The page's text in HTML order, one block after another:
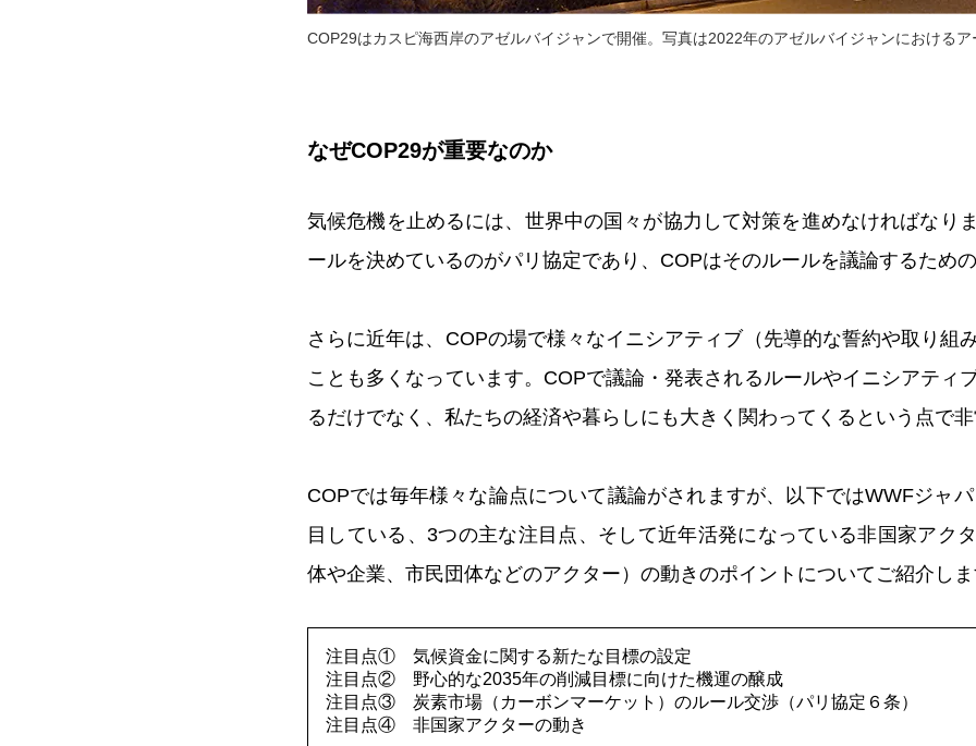
COP29はカスピ海西岸のアゼルバイジャンで開催。写真は2022年のアゼルバイジャンにおける
なぜCOP29が重要なのか
気候危機を止めるには、世界中の国々が協力して対策を進めなければなり
ールを決めているのがパリ協定であり、COPはそのルールを議論するため
さらに近年は、COPの場で様々なイニシアティブ（先導的な誓約や取り組
ことも多くなっています。COPで議論・発表されるルールやイニシアティ
るだけでなく、私たちの経済や暮らしにも大きく関わってくるという点で
COPでは毎年様々な論点について議論がされますが、以下ではWWFジャ
目している、3つの主な注目点、そして近年活発になっている非国家アク
体や企業、市民団体などのアクター）の動きのポイントについてご紹介し
注目点① 気候資金に関する新たな目標の設定
注目点② 野心的な2035年の削減目標に向けた機運の醸成
注目点③ 炭素市場（カーボンマーケット）のルール交渉（パリ協定６条）
注目点④ 非国家アクターの動き